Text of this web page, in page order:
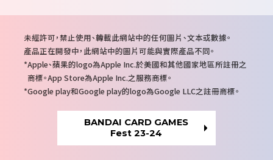
注
意
事
項
未經許可，禁止使用、轉載此網站中的任何圖片、文本或數據。
產品正在開發中，此網站中的圖片可能與實際產品不同。
Apple、蘋果的logo為Apple Inc.於美國和其他國家地區所註冊之
商標。App Store為Apple Inc.之服務商標。
Google play和Google play的logo為Google LLC之註冊商標。
BANDAI CARD GAMES
Fest 23-24